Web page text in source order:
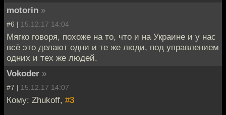
motorin »
#6 | 15.12.17 14:04
Мягко говоря, похоже на то, что и на Украине и у нас
всё это делают одни и те же люди, под управлением
одних и тех же людей.
Vokoder »
#7 | 15.12.17 14:07
Кому: Zhukoff, #3